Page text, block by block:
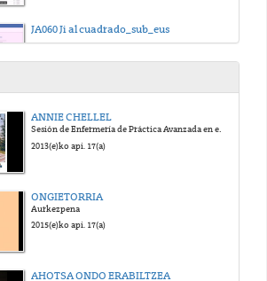
JA060 Ji al cuadrado_sub_eus
2024(e)ko urr. 5(a)
ANNIE CHELLEL
Sesión de Enfermería de Práctica Avanzada en el Reino Unido
2013(e)ko api. 17(a)
ONGIETORRIA
Aurkezpena
2015(e)ko api. 17(a)
AHOTSA ONDO ERABILTZEA